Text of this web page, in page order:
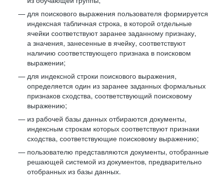
для поискового выражения пользователя формируется
индексная табличная строка, в которой отдельные
ячейки соответствуют заранее заданному признаку,
а значения, занесенные в ячейку, соответствуют
наличию соответствующего признака в поисковом
выражении;
для индексной строки поискового выражения,
определяется один из заранее заданных формальных
признаков сходства, соответствующий поисковому
выражению;
из рабочей базы данных отбираются документы,
индексным строкам которых соответствуют признаки
сходства, соответствующие поисковому выражению;
пользователю представляются документы, отобранные
решающей системой из документов, предварительно
отобранных из базы данных.